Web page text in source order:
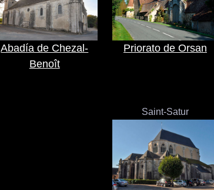
Abadía de Chezal-
Benoît
Priorato de Orsan
Saint-Satur